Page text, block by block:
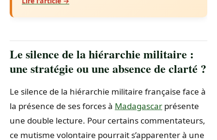
Le silence de la hiérarchie militaire :
une stratégie ou une absence de clarté ?
Le silence de la hiérarchie militaire française face à
la présence de ses forces à Madagascar présente
une double lecture. Pour certains commentateurs,
ce mutisme volontaire pourrait s’apparenter à une